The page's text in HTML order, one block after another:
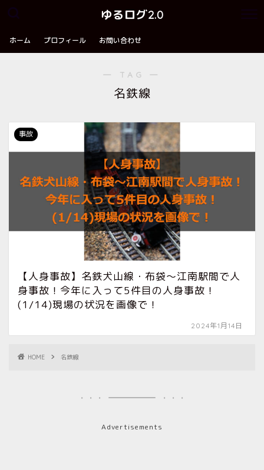
ゆるログ2.0
ホーム プロフィール お問い合わせ
― TAG ―
名鉄線
事故
【人身事故】名鉄犬山線・布袋〜江南駅間で人
身事故！今年に入って5件目の人身事故！
(1/14)現場の状況を画像で！
2024年1月14日
HOME 名鉄線
Advertisements